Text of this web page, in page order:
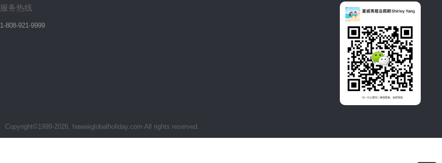
服务热线
1-808-921-9999
Copyright©1999-2026, hawaiiglobalholiday.com All rights reserved.